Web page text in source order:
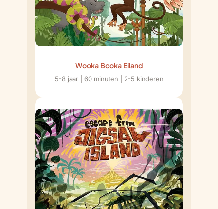
Wooka Booka Eiland
5-8 jaar | 60 minuten | 2-5 kinderen